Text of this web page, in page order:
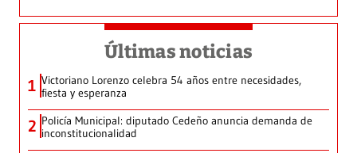
Últimas noticias
1 Victoriano Lorenzo celebra 54 años entre necesidades,
fiesta y esperanza
2 Policía Municipal: diputado Cedeño anuncia demanda de
inconstitucionalidad